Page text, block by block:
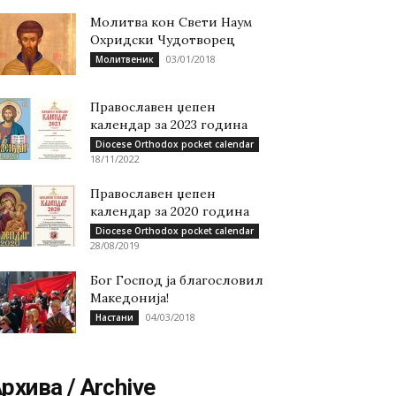
Молитва кон Свети Наум
Охридски Чудотворец
Молитвеник 03/01/2018
Православен џепен
календар за 2023 година
Diocese Orthodox pocket calendar
18/11/2022
Православен џепен
календар за 2020 година
Diocese Orthodox pocket calendar
28/08/2019
Бог Господ ја благословил
Македонија!
Настани 04/03/2018
/ Archive